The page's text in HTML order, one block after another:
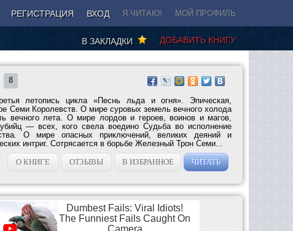
РЕГИСТРАЦИЯ ВХОД Я ЧИТАЮ! МОЙ ПРОФИЛЬ
ДОБАВИТЬ КНИГУ
В ЗАКЛАДКИ
8
летопись цикла «Песнь льда и огня». Эпическая,
Семи Королевств. О мире суровых земель вечного холода
вечного лета. О мире лордов и героев, воинов и магов,
— всех, кого свела воедино Судьба во исполнение
О мире опасных приключений, великих деяний и
интриг. Сотрясается в борьбе Железный Трон Семи...
О КНИГЕ
ОТЗЫВЫ В ИЗБРАННОЕ ЧИТАТЬ